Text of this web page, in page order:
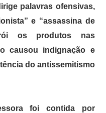
palavras ofensivas,
e “assassina de
os produtos nas
causou indignação e
do antissemitismo
foi contida por